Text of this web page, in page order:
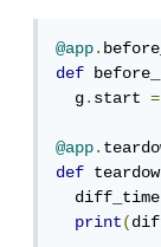
@app.
def
  g
.start =
@app.
def
print(